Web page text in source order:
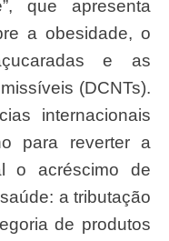
que apresenta
a obesidade, o
e as
(DCNTs).
internacionais
para reverter a
o acréscimo de
a tributação
de produtos